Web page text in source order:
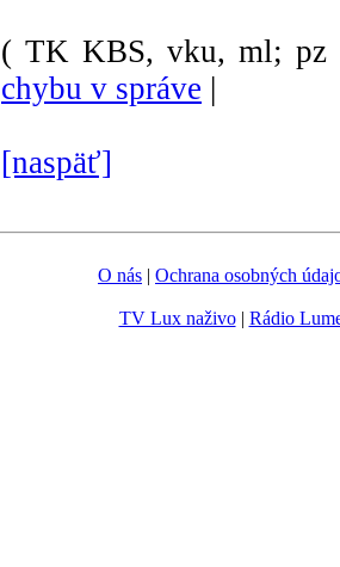
( TK KBS, vku, ml; pz
chybu v správe |
[naspäť]
O nás | Ochrana osobných
TV Lux naživo| Rádio